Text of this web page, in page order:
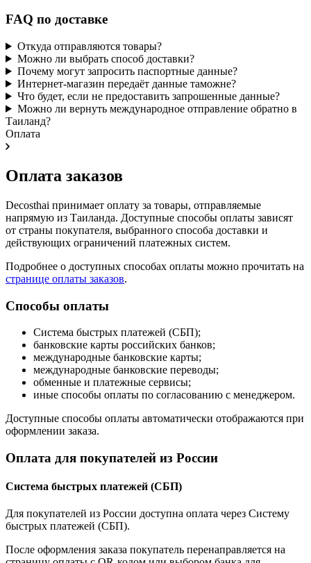
FAQ по доставке
Откуда отправляются товары?
Можно ли выбрать способ доставки?
Почему могут запросить паспортные данные?
Интернет-магазин передаёт данные таможне?
Что будет, если не предоставить запрошенные данные?
Можно ли вернуть международное отправление обратно в
Таиланд?
Оплата
Оплата заказов
Decosthai принимает оплату за товары, отправляемые
напрямую из Таиланда. Доступные способы оплаты зависят
от страны покупателя, выбранного способа доставки и
действующих ограничений платежных систем.
Подробнее о доступных способах оплаты можно прочитать на
странице оплаты заказов.
Способы оплаты
Система быстрых платежей (СБП);
банковские карты российских банков;
международные банковские карты;
международные банковские переводы;
обменные и платежные сервисы;
иные способы оплаты по согласованию с менеджером.
Доступные способы оплаты автоматически отображаются при
оформлении заказа.
Оплата для покупателей из России
Система быстрых платежей (СБП)
Для покупателей из России доступна оплата через Систему
быстрых платежей (СБП).
После оформления заказа покупатель перенаправляется на